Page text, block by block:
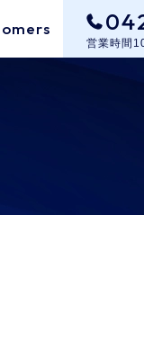
営業時間